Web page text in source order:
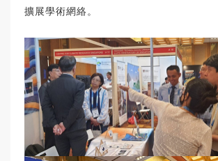
擴展學術網絡。